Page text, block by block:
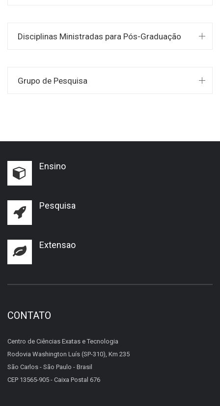
Disciplinas Ministradas para Pós-Graduação
Grupo de Pesquisa
Ensino
Pesquisa
Extensao
CONTATO
Centro de Ciências Exatas e Tecnologia
Rodovia Washington Luís (SP-310), Km 235
São Carlos - São Paulo - Brasil
CEP 13565-905 - Caixa Postal 676